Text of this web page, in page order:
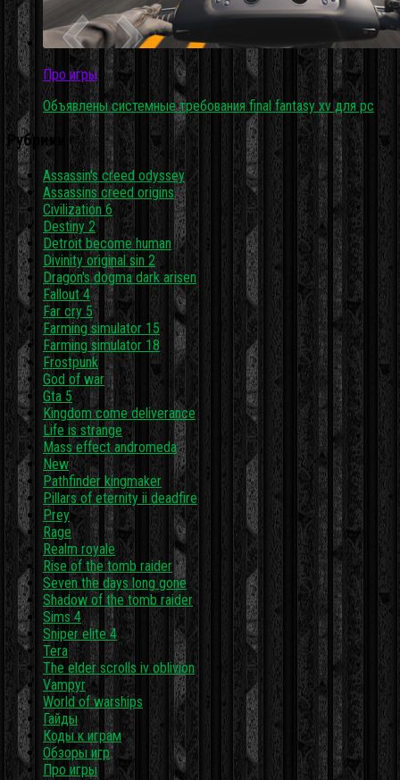
Про игры
Объявлены системные требования final fantasy xv для pc
Рубрики
Assassin's creed odyssey
Assassins creed origins
Civilization 6
Destiny 2
Detroit become human
Divinity original sin 2
Dragon's dogma dark arisen
Fallout 4
Far cry 5
Farming simulator 15
Farming simulator 18
Frostpunk
God of war
Gta 5
Kingdom come deliverance
Life is strange
Mass effect andromeda
New
Pathfinder kingmaker
Pillars of eternity ii deadfire
Prey
Rage
Realm royale
Rise of the tomb raider
Seven the days long gone
Shadow of the tomb raider
Sims 4
Sniper elite 4
Tera
The elder scrolls iv oblivion
Vampyr
World of warships
Гайды
Коды к играм
Обзоры игр
Про игры